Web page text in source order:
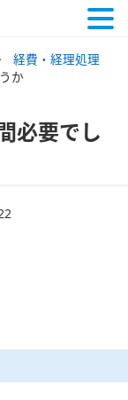
経費・経理処理
か
必要でし